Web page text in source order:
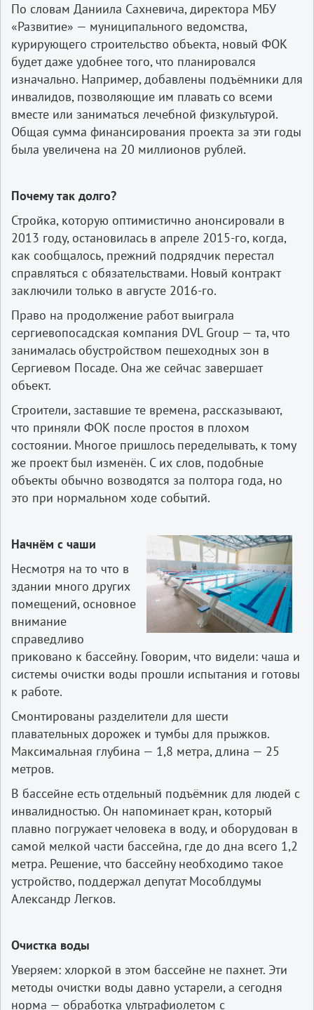
По словам Даниила Сахневича, директора МБУ
«Развитие» — муниципального ведомства,
курирующего строительство объекта, новый ФОК
будет даже удобнее того, что планировался
изначально. Например, добавлены подъёмники для
инвалидов, позволяющие им плавать со всеми
вместе или заниматься лечебной физкультурой.
Общая сумма финансирования проекта за эти годы
была увеличена на 20 миллионов рублей.
Почему так долго?
Стройка, которую оптимистично анонсировали в
2013 году, остановилась в апреле 2015-го, когда,
как сообщалось, прежний подрядчик перестал
справляться с обязательствами. Новый контракт
заключили только в августе 2016-го.
Право на продолжение работ выиграла
сергиевопосадская компания DVL Group — та, что
занималась обустройством пешеходных зон в
Сергиевом Посаде. Она же сейчас завершает
объект.
Строители, заставшие те времена, рассказывают,
что приняли ФОК после простоя в плохом
состоянии. Многое пришлось переделывать, к тому
же проект был изменён. С их слов, подобные
объекты обычно возводятся за полтора года, но
это при нормальном ходе событий.
Начнём с чаши
Несмотря на то что в
здании много других
помещений, основное
внимание
справедливо
приковано к бассейну. Говорим, что видели: чаша и
системы очистки воды прошли испытания и готовы
к работе.
Смонтированы разделители для шести
плавательных дорожек и тумбы для прыжков.
Максимальная глубина — 1,8 метра, длина — 25
метров.
В бассейне есть отдельный подъёмник для людей с
инвалидностью. Он напоминает кран, который
плавно погружает человека в воду, и оборудован в
самой мелкой части бассейна, где до дна всего 1,2
метра. Решение, что бассейну необходимо такое
устройство, поддержал депутат Мособлдумы
Александр Легков.
Очистка воды
Уверяем: хлоркой в этом бассейне не пахнет. Эти
методы очистки воды давно устарели, а сегодня
норма — обработка ультрафиолетом с